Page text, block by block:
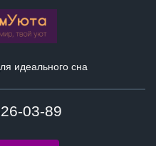
идеального сна
03-89